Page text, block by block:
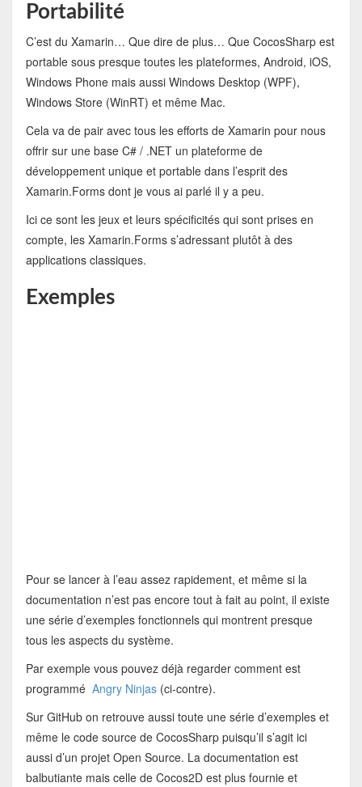
Portabilité
C’est du Xamarin… Que dire de plus… Que CocosSharp est
portable sous presque toutes les plateformes, Android, iOS,
Windows Phone mais aussi Windows Desktop (WPF),
Windows Store (WinRT) et même Mac.
Cela va de pair avec tous les efforts de Xamarin pour nous
offrir sur une base C# / .NET un plateforme de
développement unique et portable dans l’esprit des
Xamarin.Forms dont je vous ai parlé il y a peu.
Ici ce sont les jeux et leurs spécificités qui sont prises en
compte, les Xamarin.Forms s’adressant plutôt à des
applications classiques.
Exemples
Pour se lancer à l’eau assez rapidement, et même si la
documentation n’est pas encore tout à fait au point, il existe
une série d’exemples fonctionnels qui montrent presque
tous les aspects du système.
Par exemple vous pouvez déjà regarder comment est
programmé Angry Ninjas(ci-contre).
Sur GitHub on retrouve aussi toute une série d’exemples et
même le code source de CocosSharp puisqu’il s’agit ici
aussi d’un projet Open Source. La documentation est
balbutiante mais celle de Cocos2D est plus fournie et